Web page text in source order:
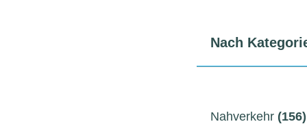
Nach
Nahverkehr (156)